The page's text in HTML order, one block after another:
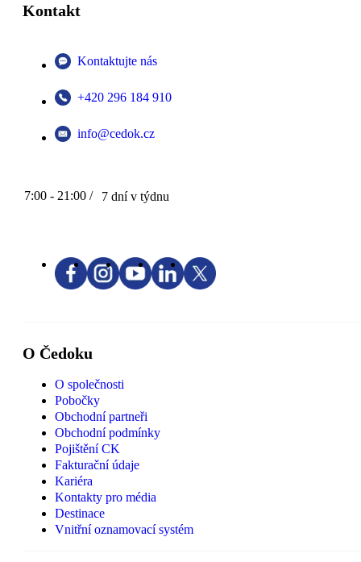
Kontakt
Kontaktujte nás
+420 296 184 910
info@cedok.cz
7:00 - 21:00 / 7 dní v týdnu
O Čedoku
O společnosti
Pobočky
Obchodní partneři
Obchodní podmínky
Pojištění CK
Fakturační údaje
Kariéra
Kontakty pro média
Destinace
Vnitřní oznamovací systém